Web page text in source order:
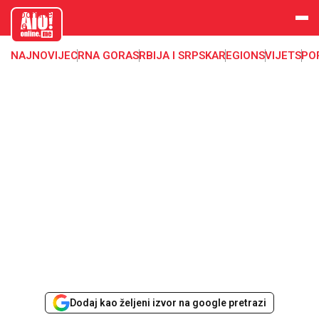
aloonline.
me
NAJNOVIJECRNA GORASRBIJA I SRPSKAREGIONSVIJET
Dodaj kao željeni izvor na google pretrazi